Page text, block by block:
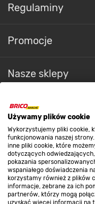
Używamy plików cookie
Wykorzystujemy pliki cookie,
funkcjonowania naszej
inne pliki cookie, które
dotyczących
pokazania
wspaniałego doświadczenia
korzystamy również z plików
informacje, zebrane za ich
partnerów, którzy mogą
uzyskać więcej informacji na
Regulaminy
Promocje
Nasze sklepy
O nas
Kontakt do sklepu
Strefa biznesu